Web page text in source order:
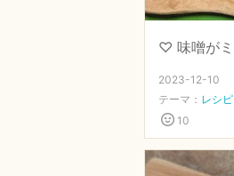
2023-12-10
テーマ： レシピ
10